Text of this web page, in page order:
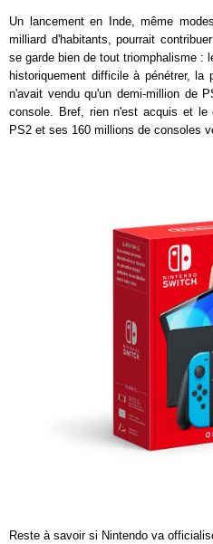
Un lancement en Inde, même
milliard d'habitants, pourrait
se garde bien de tout triomphalisme :
historiquement difficile à pénétrer,
n'avait vendu qu'un demi-million de
console. Bref, rien n'est acquis et le
PS2 et ses 160 millions de consoles
Reste à savoir si Nintendo va